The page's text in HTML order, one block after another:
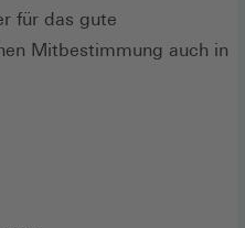
für das gute
Mitbestimmung auch in